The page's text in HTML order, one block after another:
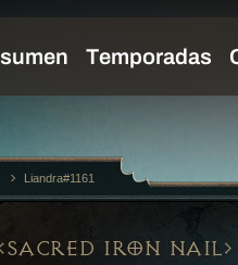
SACRED IRON NAIL
Liandra#1161